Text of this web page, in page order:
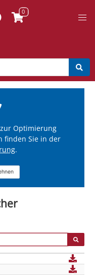
Optimierung
finden Sie in der
.